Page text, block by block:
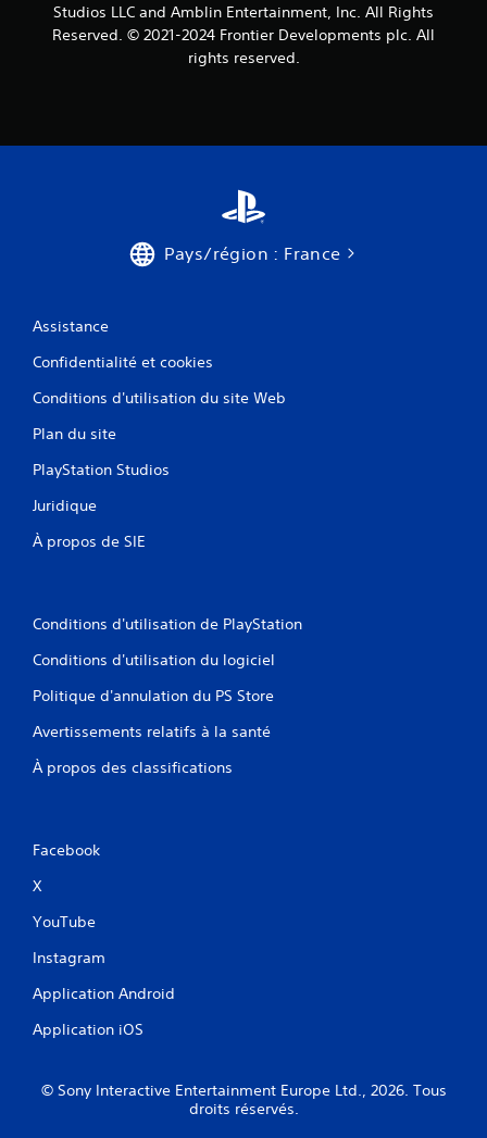
Studios LLC and Amblin Entertainment, Inc. All Rights
Reserved. © 2021-2024 Frontier Developments plc. All
rights reserved.
Pays/région : France
Assistance
Confidentialité et cookies
Conditions d'utilisation du site Web
Plan du site
PlayStation Studios
Juridique
À propos de SIE
Conditions d'utilisation de PlayStation
Conditions d'utilisation du logiciel
Politique d'annulation du PS Store
Avertissements relatifs à la santé
À propos des classifications
Facebook
X
YouTube
Instagram
Application Android
Application iOS
© Sony Interactive Entertainment Europe Ltd., 2026. Tous
droits réservés.